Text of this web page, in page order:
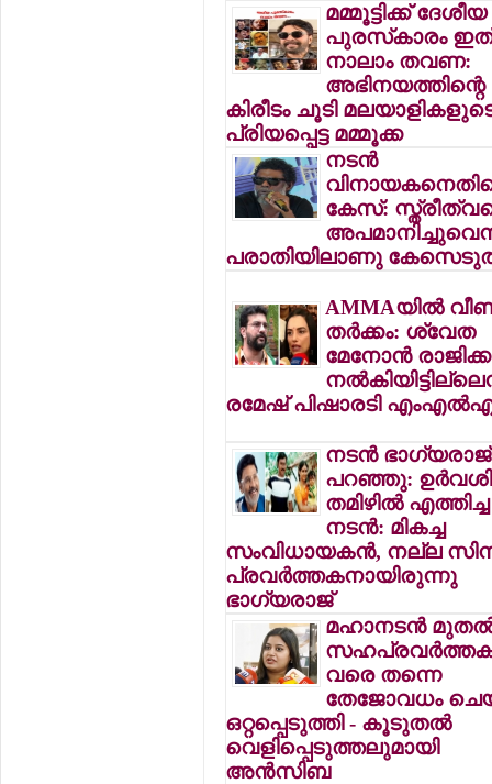
മമ്മൂട്ടിക്ക് ദേശീയ
പുരസ്‌കാരം
നാലാം തവണ:
അഭിനയത്തിന്റെ
കിരീടം ചൂടി
പ്രിയപ്പെട്ട മമ്മൂക്ക
നടന്‍
കേസ്:
പരാതിയിലാണു
AMMAയില്‍
തര്‍ക്കം: ശ്വേത
മേനോന്‍
രമേഷ് പിഷാരടി
നടന്‍ ഭാഗ്യരാജ്
പറഞ്ഞു:
തമിഴില്‍ എത്തിച്ച
നടന്‍: മികച്ച
സംവിധായകന്‍, നല്ല
പ്രവര്‍ത്തകനായിരുന്നു
ഭാഗ്യരാജ്
മഹാനടന്‍
വരെ തന്നെ
തേജോവധം
ഒറ്റപ്പെടുത്തി - കൂടുതല്‍
വെളിപ്പെടുത്തലുമായി
അന്‍സിബ